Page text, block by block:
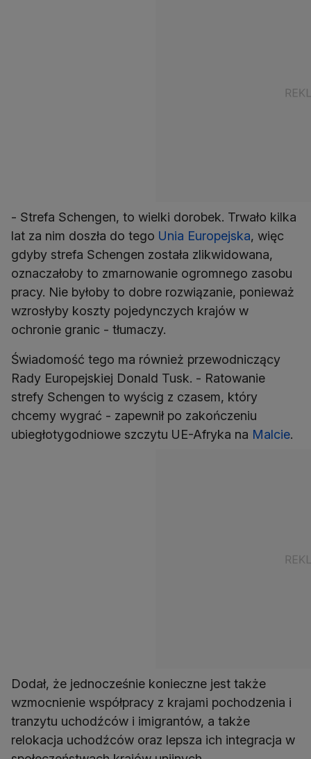
- Strefa Schengen, to wielki dorobek. Trwało kilka
lat za nim doszła do tego Unia Europejska, więc
gdyby strefa Schengen została zlikwidowana,
oznaczałoby to zmarnowanie ogromnego zasobu
pracy. Nie byłoby to dobre rozwiązanie, ponieważ
wzrosłyby koszty pojedynczych krajów w
ochronie granic - tłumaczy.
Świadomość tego ma również przewodniczący
Rady Europejskiej Donald Tusk. - Ratowanie
strefy Schengen to wyścig z czasem, który
chcemy wygrać - zapewnił po zakończeniu
ubiegłotygodniowe szczytu UE-Afryka na Malcie.
Dodał, że jednocześnie konieczne jest także
wzmocnienie współpracy z krajami pochodzenia i
tranzytu uchodźców i imigrantów, a także
relokacja uchodźców oraz lepsza ich integracja w